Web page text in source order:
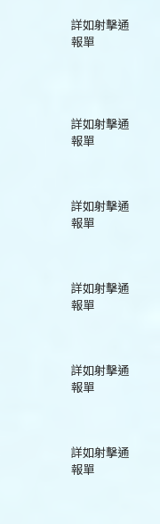
詳如射擊通
報單
詳如射擊通
報單
詳如射擊通
報單
詳如射擊通
報單
詳如射擊通
報單
詳如射擊通
報單